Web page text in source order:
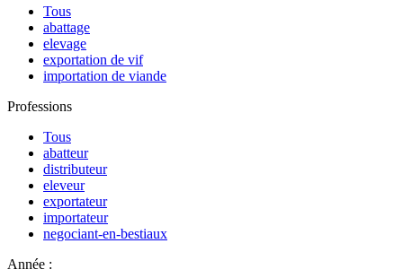
Tous
abattage
elevage
exportation de vif
importation de viande
Professions
Tous
abatteur
distributeur
eleveur
exportateur
importateur
negociant-en-bestiaux
Année :